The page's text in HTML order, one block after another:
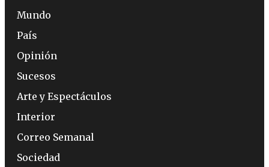
Mundo
País
Opinión
Sucesos
Arte y Espectáculos
Interior
Correo Semanal
Sociedad